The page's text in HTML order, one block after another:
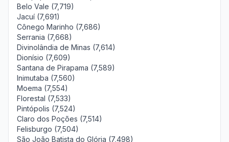
Belo Vale (7,719)
Jacuí (7,691)
Cônego Marinho (7,686)
Serrania (7,668)
Divinolândia de Minas (7,614)
Dionísio (7,609)
Santana de Pirapama (7,589)
Inimutaba (7,560)
Moema (7,554)
Florestal (7,533)
Pintópolis (7,524)
Claro dos Poções (7,514)
Felisburgo (7,504)
São João Batista do Glória (7,498)